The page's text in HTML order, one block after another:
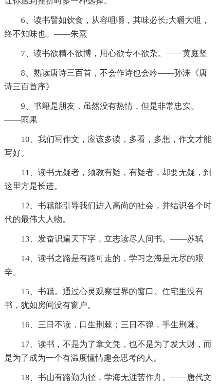
6、读书譬如饮食，从容咀嚼，其味必长;大嚼大咀，
终不知味也。——朱熹
7、读书欲精不欲博，用心欲专不欲杂。——黄庭坚
8、熟读唐诗三百首，不会作诗也会吟——孙洙《唐
诗三百首序》
9、书籍是朋友，虽然没有热情，但是非常忠实。
——雨果
10、我们写作文，应该多读，多看，多想，作文才能
写好。
11、读书无疑者，须教有疑，有疑者，却要无疑，到
这里方是长进。
12、书籍能引导我们进入高尚的社会，并结识各个时
代的最伟大人物。
13、发奋识遍天下字，立志读尽人间书。——苏轼
14、读书之路是有路可走的，学习之海是无尽的艰
辛。
15、书籍。通过心灵观察世界的窗口。住宅里没有
书，犹如房间没有窗户。
16、三日不读，口生荆棘；三日不弹，手生荆棘。
17、读书，不是为了拿文凭，也不是为了发大财，而
是为了成为一个有温度懂情趣会思考的人。
18、书山有路勤为径，学海无涯苦作舟。——唐代文